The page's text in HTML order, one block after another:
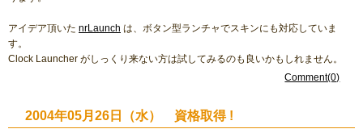
アイデア頂いた nrLaunch は、ボタン型ランチャでスキンにも対応していま
す。
Clock Launcher がしっくり来ない方は試してみるのも良いかもしれません。
Comment(0)
2004年05月26日（水） 資格取得 !